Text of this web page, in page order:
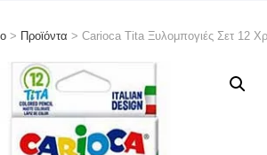
> Προϊόντα > Carioca Tita Ξυλομπογιές Σετ 12